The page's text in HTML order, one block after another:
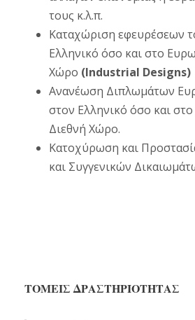
τους κ.λ.π.
Καταχώριση εφευρέσεων
Ελληνικό όσο και στο
Χώρο (Industrial Designs)
Ανανέωση Διπλωμάτων
στον Ελληνικό όσο και
Διεθνή Χώρο.
Κατοχύρωση και
και Συγγενικών
ΤΟΜΕΙΣ ΔΡΑΣΤΗΡΙΟΤΗΤΑΣ